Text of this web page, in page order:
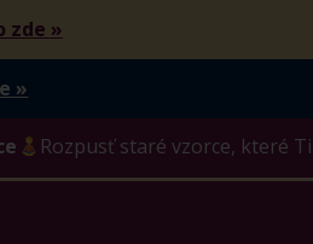
zde »
»
Rozpusť staré vzorce, které